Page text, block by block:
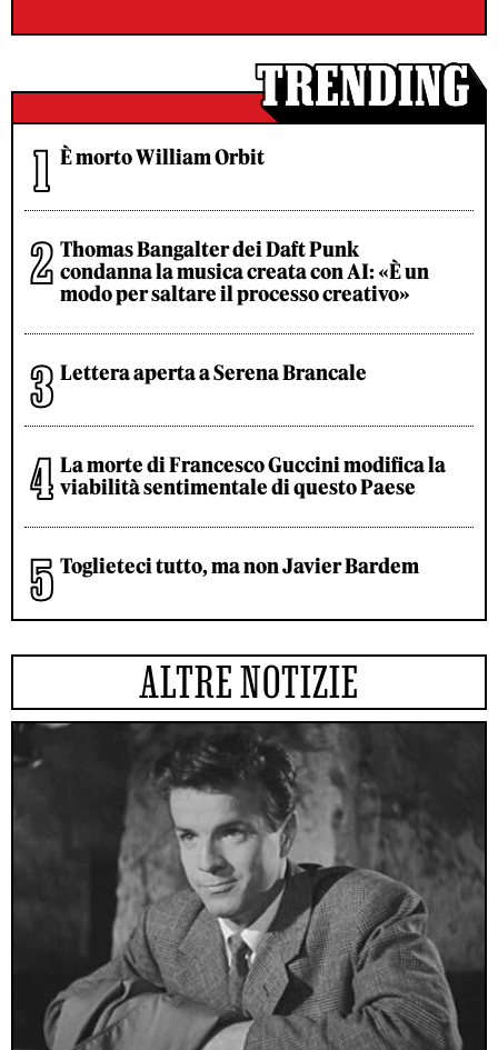
È morto William Orbit
Thomas Bangalter dei Daft Punk
condanna la musica creata con AI: «È un
modo per saltare il processo creativo»
Lettera aperta a Serena Brancale
La morte di Francesco Guccini modifica la
viabilità sentimentale di questo Paese
Toglieteci tutto, ma non Javier Bardem
ALTRE NOTIZIE